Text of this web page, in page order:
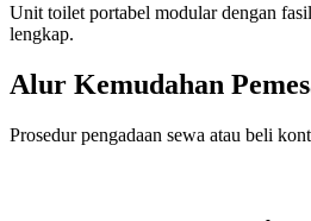
Unit toilet portabel modular dengan
lengkap.
Alur Kemudahan
Prosedur pengadaan sewa atau beli